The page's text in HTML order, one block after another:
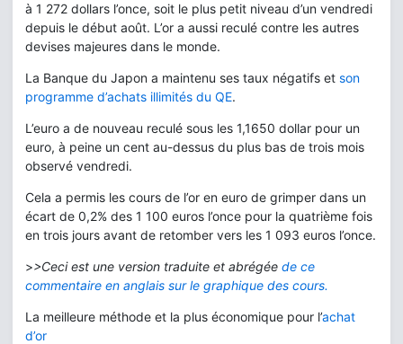
à 1 272 dollars l’once, soit le plus petit niveau d’un vendredi
depuis le début août. L’or a aussi reculé contre les autres
devises majeures dans le monde.
La Banque du Japon a maintenu ses taux négatifs et son
programme d’achats illimités du QE.
L’euro a de nouveau reculé sous les 1,1650 dollar pour un
euro, à peine un cent au-dessus du plus bas de trois mois
observé vendredi.
Cela a permis les cours de l’or en euro de grimper dans un
écart de 0,2% des 1 100 euros l’once pour la quatrième fois
en trois jours avant de retomber vers les 1 093 euros l’once.
>>Ceci est une version traduite et abrégée de ce
commentaire en anglais sur le graphique des cours.
La meilleure méthode et la plus économique pour l’achat
d’or